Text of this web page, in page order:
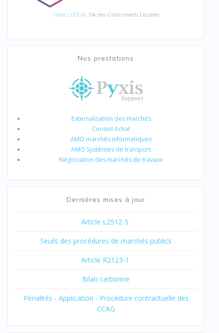
Testez LEX-IA, l'IA des Collectivités Locales
Nos prestations
Externalisation des marchés
Conseil Achat
AMO marchés informatiques
AMO Systèmes de transport
Négociation des marchés de travaux
Dernières mises à jour
Article L2512-5
Seuils des procédures de marchés publics
Article R2123-1
Bilan carbonne
Pénalités - Application - Procédure contractuelle des
CCAG